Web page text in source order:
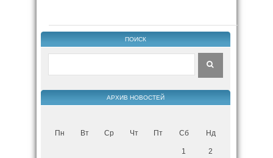
ПОИСК
АРХИВ НОВОСТЕЙ
Пн Вт Ср Чт Пт Сб Нд
1 2